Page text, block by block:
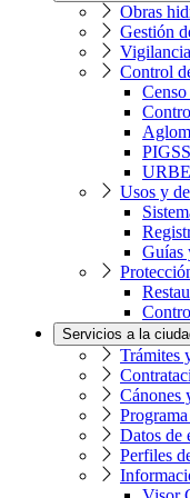
Obras
Gestión
Control
Usos y
Guías
Servicios a la
Trámites
Cánones
Datos de
Perfiles